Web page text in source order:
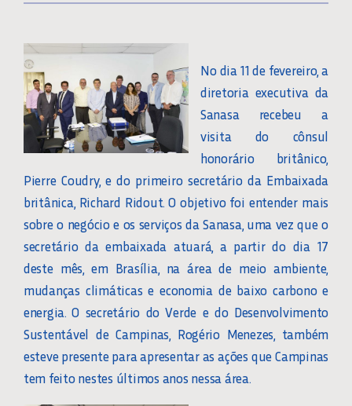
No dia 11 de fevereiro, a
diretoria executiva da
Sanasa recebeu a
visita do cônsul
honorário britânico,
Pierre Coudry, e do primeiro secretário da Embaixada
britânica, Richard Ridout. O objetivo foi entender mais
sobre o negócio e os serviços da Sanasa, uma vez que o
secretário da embaixada atuará, a partir do dia 17
deste mês, em Brasília, na área de meio ambiente,
mudanças climáticas e economia de baixo carbono e
energia. O secretário do Verde e do Desenvolvimento
Sustentável de Campinas, Rogério Menezes, também
esteve presente para apresentar as ações que Campinas
tem feito nestes últimos anos nessa área.